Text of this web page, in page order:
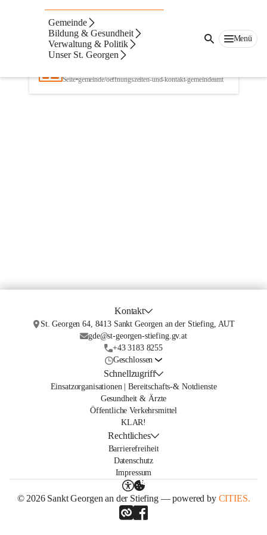
Gemeinde
Bildung & Gesundheit
Verwaltung & Politik
Unser St. Georgen
Menü
Beste Resultate
Suchergebnisse
Suchergebnisse:
Seite•gemeinde/oeffnungszeiten-und-kontakt-gemeindeamt
Kontakt
St. Georgen 64, 8413 Sankt Georgen an der Stiefing, AUT
gde@st-georgen-stiefing.gv.at
+43 3183 8255
Geschlossen
Schnellzugriff
Einsatzorganisationen | Bereitschafts-& Notdienste
Gesundheit & Ärzte
Öffentliche Verkehrsmittel
KLAR!
Rechtliches
Barrierefreiheit
Datenschutz
Impressum
© 2026 Sankt Georgen an der Stiefing — powered by CITIES.